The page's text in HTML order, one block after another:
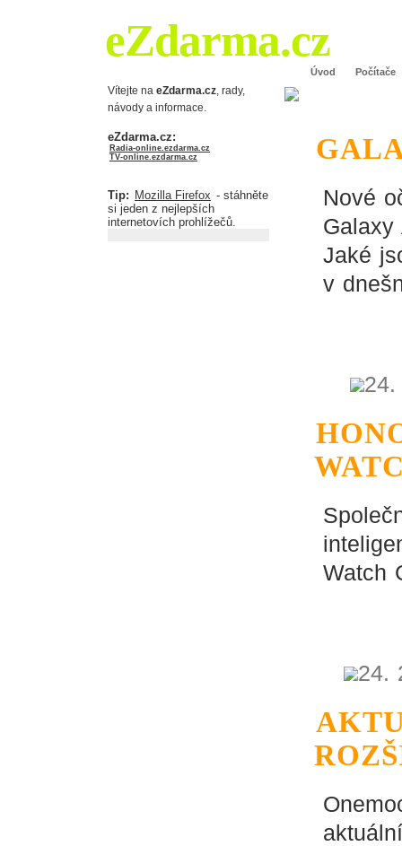
eZdarma.cz
Úvod
Počítače
Vítejte na eZdarma.cz , rady,
návody a informace.
eZdarma.cz:
Radia-online.ezdarma.cz
TV-online.ezdarma.cz
Tip: Mozilla Firefox - stáhněte
si jeden z nejlepších
internetovích prohlížečů.
Nové
Galaxy
Jaké
v
Watch
24.